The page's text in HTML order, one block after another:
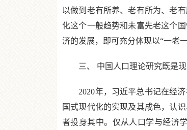
以做到老有所养、老有所为、老
化这个一般趋势和未富先老这个
济的发展，即可充分体现以“一老
三、 中国人口理论研究既是现
2020年，习近平总书记在经济
国式现代化的实现及其成色，认
者投身其中。仅从人口学与经济